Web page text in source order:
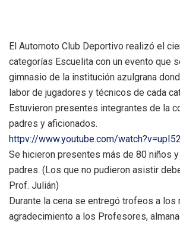
El Automoto Club Deportivo realizó el
categorías Escuelita con un evento que
gimnasio de la institución azulgrana
labor de jugadores y técnicos de cada
Estuvieron presentes integrantes de la
padres y aficionados.
httpv://www.youtube.com/
Se hicieron presentes más de 80 niños y
padres. (Los que no pudieron asistir
Prof. Julián)
Durante la cena se entregó trofeos a los
agradecimiento a los Profesores,